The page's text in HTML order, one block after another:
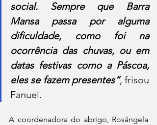
social. Sempre que Barra
Mansa passa por alguma
dificuldade, como foi na
ocorrência das chuvas, ou em
datas festivas como a Páscoa,
eles se fazem presentes”, frisou
Fanuel.
A coordenadora do abrigo, Rosângela